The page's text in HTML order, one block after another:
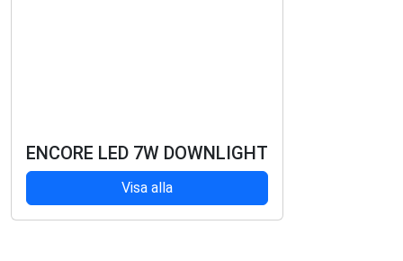
ENCORE LED 7W DOWNLIGHT
Visa alla